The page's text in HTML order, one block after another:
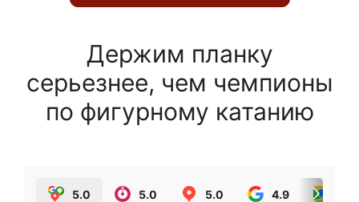
Держим планку
серьезнее, чем чемпионы
по фигурному катанию
5.0 5.0 5.0 4.9